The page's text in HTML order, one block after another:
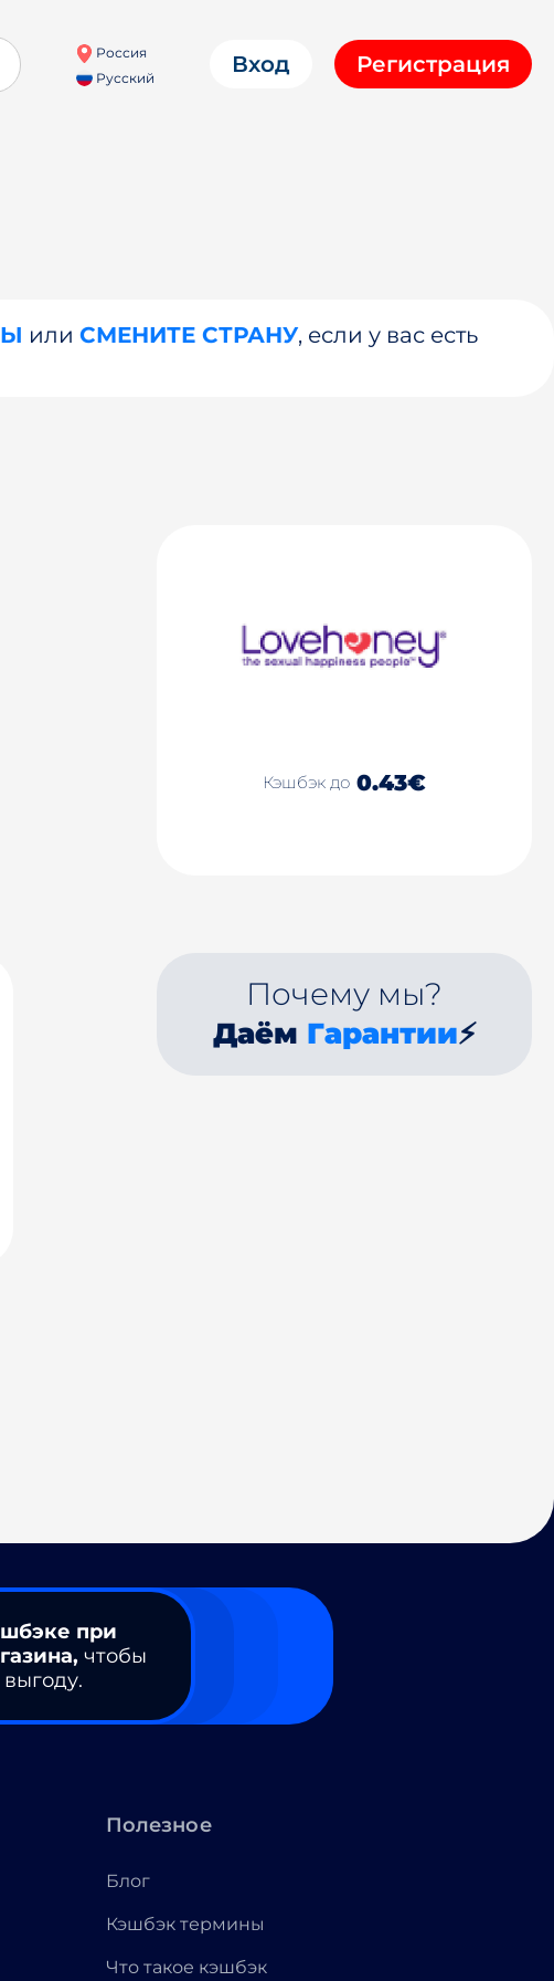
Россия
Русский
Вход Регистрация
или СМЕНИТЕ СТРАНУ, если у вас есть
Кэшбэк до 0.43€
Почему мы?
Даём Гарантии⚡
при
чтобы
Полезное
Блог
Кэшбэк термины
Что такое кэшбэк